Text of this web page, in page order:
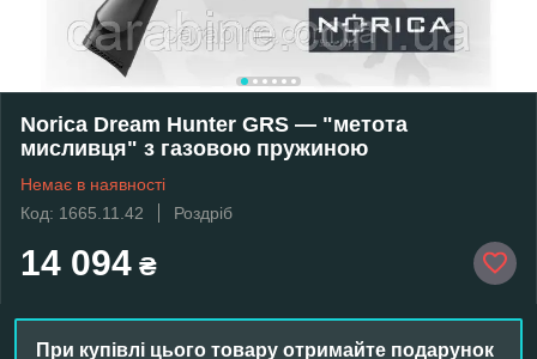
Norica Dream Hunter GRS — "метота
мисливця" з газовою пружиною
Немає в наявності
Код: 1665.11.42
Роздріб
14 094 ₴
При купівлі цього товару отримайте подарунок